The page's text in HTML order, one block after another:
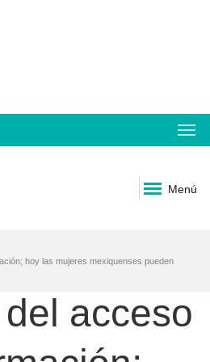
Menú
hoy las mujeres mexiquenses pueden
acceso